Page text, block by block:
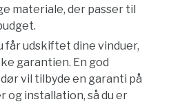
materiale, der passer til
får udskiftet dine vinduer,
garantien. En god
vil tilbyde en garanti på
og installation, så du er